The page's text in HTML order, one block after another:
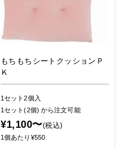
もちもちシートクッションＰ
Ｋ
1セット2個入
1セット(2個) から注文可能
¥1,100〜(税込)
1個あたり¥550